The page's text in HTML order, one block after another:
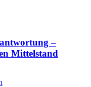
–
Mittelstand